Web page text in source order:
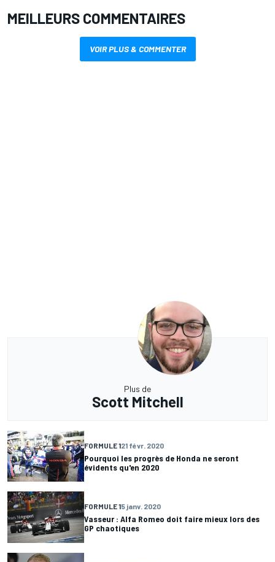
MEILLEURS COMMENTAIRES
VOIR PLUS & COMMENTER
Plus de
Scott Mitchell
FORMULE 121 févr. 2020
Pourquoi les progrès de Honda ne seront
évidents qu'en 2020
FORMULE 15 janv. 2020
Vasseur : Alfa Romeo doit faire mieux lors des
GP chaotiques